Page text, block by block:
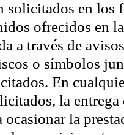
solicitados en
ofrecidos en
a través de
o símbolos
En
la
la